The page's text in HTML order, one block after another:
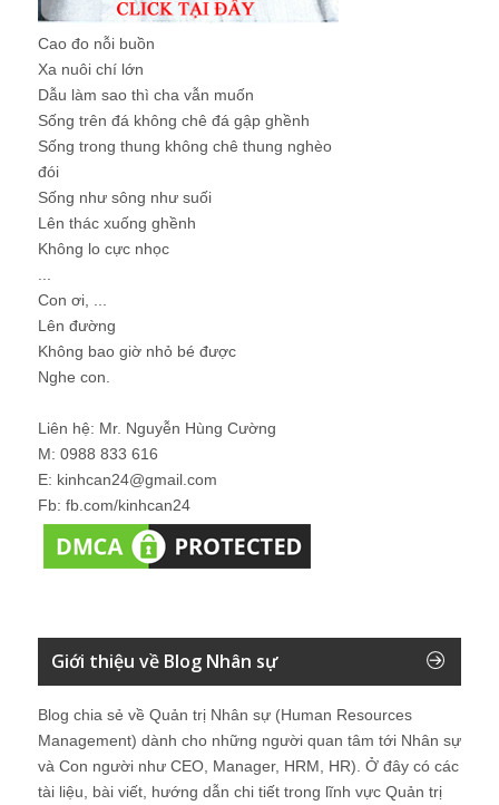
Cao đo nỗi buồn
Xa nuôi chí lớn
Dẫu làm sao thì cha vẫn muốn
Sống trên đá không chê đá gập ghềnh
Sống trong thung không chê thung nghèo
đói
Sống như sông như suối
Lên thác xuống ghềnh
Không lo cực nhọc
Con ơi, ...
Lên đường
Không bao giờ nhỏ bé được
Nghe con.
Liên hệ: Mr. Nguyễn Hùng Cường
M: 0988 833 616
E: kinhcan24@gmail.com
Fb: fb.com/kinhcan24
Giới thiệu về Blog Nhân sự
Blog chia sẻ về Quản trị Nhân sự (Human Resources
Management) dành cho những người quan tâm tới Nhân sự
và Con người như CEO, Manager, HRM, HR). Ở đây có các
tài liệu, bài viết, hướng dẫn chi tiết trong lĩnh vực Quản trị